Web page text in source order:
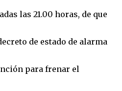
las 21.00 horas, de que
de estado de alarma
para frenar el